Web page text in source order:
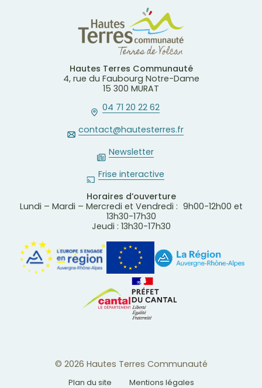
Hautes Terres Communauté
4, rue du Faubourg Notre-Dame
15 300 MURAT
04 71 20 22 62
contact@hautesterres.fr
Newsletter
Frise interactive
Horaires d’ouverture
Lundi – Mardi – Mercredi et Vendredi : 9h00-12h00 et
13h30-17h30
Jeudi : 13h30-17h30
© 2026 Hautes Terres Communauté
Plan du site Mentions légales